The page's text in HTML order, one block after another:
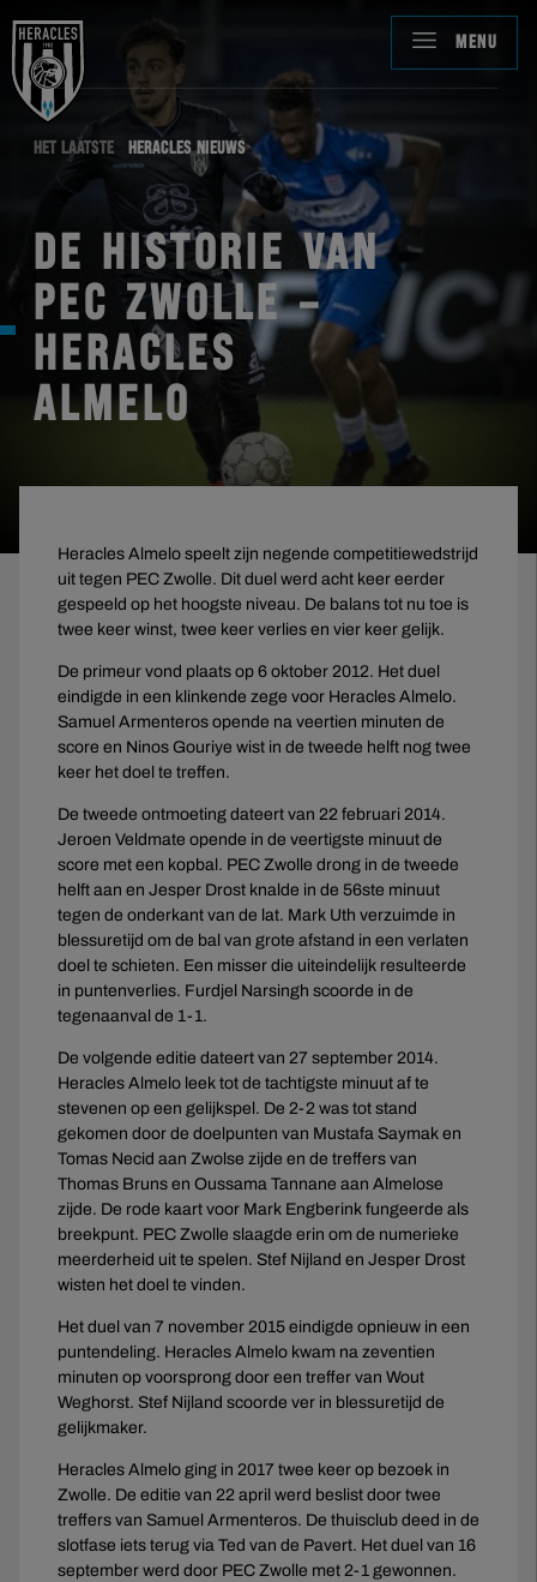
MENU
HET LAATSTE HERACLES NIEUWS
DE HISTORIE VAN
PEC ZWOLLE –
HERACLES
ALMELO
Heracles Almelo speelt zijn negende competitiewedstrijd
uit tegen PEC Zwolle. Dit duel werd acht keer eerder
gespeeld op het hoogste niveau. De balans tot nu toe is
twee keer winst, twee keer verlies en vier keer gelijk.
De primeur vond plaats op 6 oktober 2012. Het duel
eindigde in een klinkende zege voor Heracles Almelo.
Samuel Armenteros opende na veertien minuten de
score en Ninos Gouriye wist in de tweede helft nog twee
keer het doel te treffen.
De tweede ontmoeting dateert van 22 februari 2014.
Jeroen Veldmate opende in de veertigste minuut de
score met een kopbal. PEC Zwolle drong in de tweede
helft aan en Jesper Drost knalde in de 56ste minuut
tegen de onderkant van de lat. Mark Uth verzuimde in
blessuretijd om de bal van grote afstand in een verlaten
doel te schieten. Een misser die uiteindelijk resulteerde
in puntenverlies. Furdjel Narsingh scoorde in de
tegenaanval de 1-1.
De volgende editie dateert van 27 september 2014.
Heracles Almelo leek tot de tachtigste minuut af te
stevenen op een gelijkspel. De 2-2 was tot stand
gekomen door de doelpunten van Mustafa Saymak en
Tomas Necid aan Zwolse zijde en de treffers van
Thomas Bruns en Oussama Tannane aan Almelose
zijde. De rode kaart voor Mark Engberink fungeerde als
breekpunt. PEC Zwolle slaagde erin om de numerieke
meerderheid uit te spelen. Stef Nijland en Jesper Drost
wisten het doel te vinden.
Het duel van 7 november 2015 eindigde opnieuw in een
puntendeling. Heracles Almelo kwam na zeventien
minuten op voorsprong door een treffer van Wout
Weghorst. Stef Nijland scoorde ver in blessuretijd de
gelijkmaker.
Heracles Almelo ging in 2017 twee keer op bezoek in
Zwolle. De editie van 22 april werd beslist door twee
treffers van Samuel Armenteros. De thuisclub deed in de
slotfase iets terug via Ted van de Pavert. Het duel van 16
september werd door PEC Zwolle met 2-1 gewonnen.